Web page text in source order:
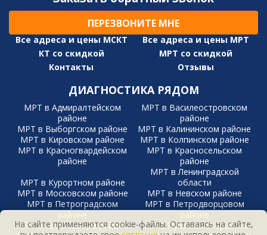
ПЕРЕЗВОНИТЕ МНЕ
Все адреса и цены МСКТ
Все адреса и цены МРТ
КТ со скидкой
МРТ со скидкой
Контакты
Отзывы
ДИАГНОСТИКА РЯДОМ
МРТ в Адмиралтейском
районе
МРТ в Василеостровском
районе
МРТ в Выборгском районе
МРТ в Калининском районе
МРТ в Кировском районе
МРТ в Колпинском районе
МРТ в Красногвардейском
районе
МРТ в Красносельском
районе
МРТ в Курортном районе
МРТ в Ленинградской
области
МРТ в Московском районе
МРТ в Невском районе
МРТ в Петроградском
районе
МРТ в Петродворцовом
районе
МРТ в Приморском районе
МРТ в Пушкинском районе
На сайте применяются cookie-файлы. Оставаясь на сайте,